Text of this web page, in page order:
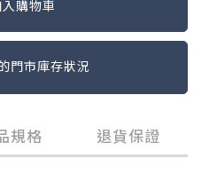
入購物車
門市庫存狀況
規格 退貨保證